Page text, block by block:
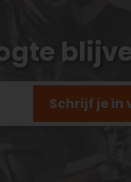
Schrijf je in